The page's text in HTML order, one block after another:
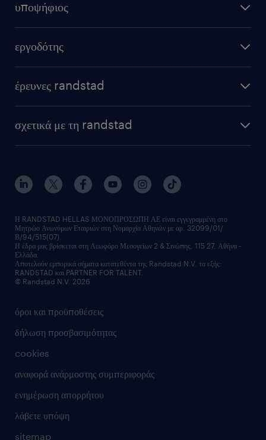
υποψήφιος
εργοδότης
έρευνες randstad
σχετικά με τη randstad
όροι και προϋποθέσεις
δήλωση προσβασιμότητας
cookies
αναφορά ανάρμοστης συμπεριφοράς
ενημέρωση απορρήτου
λάβετε υπόψη
sitemap
Η RANDSTAD HELLAS ΜΟΝΟΠΡΟΣΩΠΗ ΑΕ είναι εγγεγραμμένη στο
Μητρώο Ανωνύμων Εταιριών στη Νομαρχία Αθηνών με αρ. 32099/01/
Β/94/515(07).
Η έδρα μας βρίσκεται στη Λεωφόρο Μεσογείων 2 & Σινώπης, 115 27, Αθήνα -
Ελλάδα.
Αποτελούν εμπορικά σήματα κατατεθέντα της Randstad N.V. τα εξής:
RANDSTAD και PARTNER FOR TALENT.
© Randstad N.V. 2026